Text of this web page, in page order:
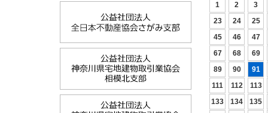
1 2
3
23
24
25
45
46
47
67
68
69
89
90
91
111
112
113
133
134
135